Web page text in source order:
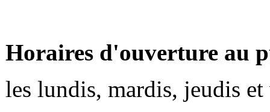
Horaires d'ouverture au
les lundis, mardis, jeudis et